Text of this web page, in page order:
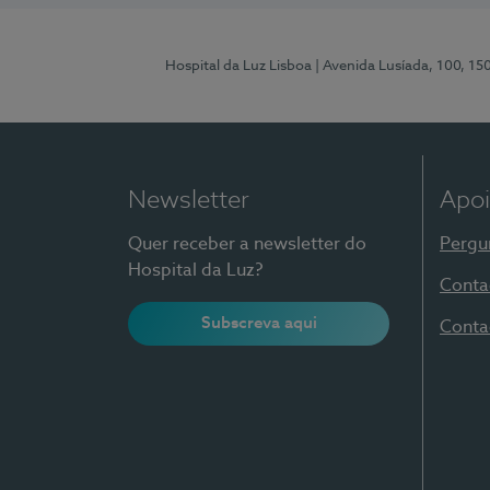
Hospital da Luz Lisboa | Avenida Lusíada, 100,
Newsletter
Quer receber a newsletter do
Hospital da Luz?
Subscreva aqui